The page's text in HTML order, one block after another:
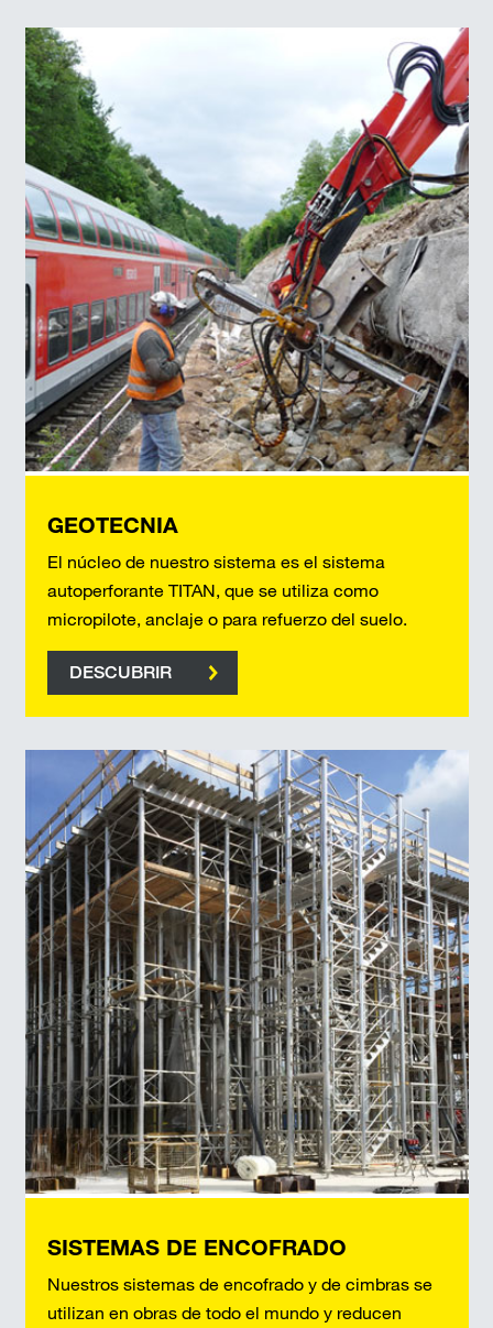
GEOTECNIA
El núcleo de nuestro sistema es el sistema
autoperforante TITAN, que se utiliza como
micropilote, anclaje o para refuerzo del suelo.
DESCUBRIR
SISTEMAS DE ENCOFRADO
Nuestros sistemas de encofrado y de cimbras se
utilizan en obras de todo el mundo y reducen